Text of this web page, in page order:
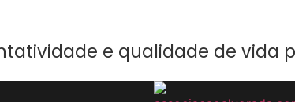
e qualidade de vida